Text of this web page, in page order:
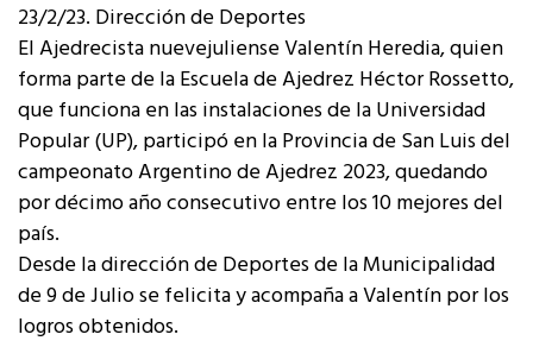
23/2/23. Dirección de Deportes
El Ajedrecista nuevejuliense Valentín Heredia, quien
forma parte de la Escuela de Ajedrez Héctor Rossetto,
que funciona en las instalaciones de la Universidad
Popular (UP), participó en la Provincia de San Luis del
campeonato Argentino de Ajedrez 2023, quedando
por décimo año consecutivo entre los 10 mejores del
país.
Desde la dirección de Deportes de la Municipalidad
de 9 de Julio se felicita y acompaña a Valentín por los
logros obtenidos.